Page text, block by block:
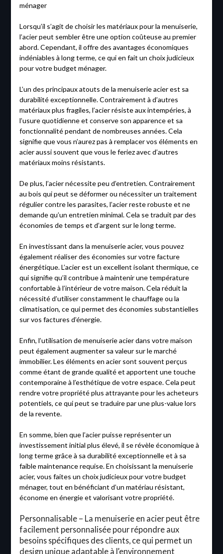
ménager
Lorsqu’il s’agit de choisir les matériaux pour la menuiserie,
l’acier peut sembler être une option coûteuse au premier
abord. Cependant, il offre des avantages économiques
indéniables à long terme, ce qui en fait un choix judicieux
pour votre budget ménager.
L’un des principaux atouts de la menuiserie acier est sa
durabilité exceptionnelle. Contrairement à d’autres
matériaux plus fragiles, l’acier résiste aux intempéries, à
l’usure quotidienne et conserve son apparence et sa
fonctionnalité pendant de nombreuses années. Cela
signifie que vous n’aurez pas à remplacer vos éléments en
acier aussi souvent que vous le feriez avec d’autres
matériaux moins résistants.
De plus, l’acier nécessite peu d’entretien. Contrairement
au bois qui peut se déformer ou nécessiter un traitement
régulier contre les parasites, l’acier reste robuste et ne
demande qu’un entretien minimal. Cela se traduit par des
économies de temps et d’argent sur le long terme.
En investissant dans la menuiserie acier, vous pouvez
également réaliser des économies sur votre facture
énergétique. L’acier est un excellent isolant thermique, ce
qui signifie qu’il contribue à maintenir une température
confortable à l’intérieur de votre maison. Cela réduit la
nécessité d’utiliser constamment le chauffage ou la
climatisation, ce qui permet des économies substantielles
sur vos factures d’énergie.
Enfin, l’utilisation de menuiserie acier dans votre maison
peut également augmenter sa valeur sur le marché
immobilier. Les éléments en acier sont souvent perçus
comme étant de grande qualité et apportent une touche
contemporaine à l’esthétique de votre espace. Cela peut
rendre votre propriété plus attrayante pour les acheteurs
potentiels, ce qui peut se traduire par une plus-value lors
de la revente.
En somme, bien que l’acier puisse représenter un
investissement initial plus élevé, il se révèle économique à
long terme grâce à sa durabilité exceptionnelle et à sa
faible maintenance requise. En choisissant la menuiserie
acier, vous faites un choix judicieux pour votre budget
ménager, tout en bénéficiant d’un matériau résistant,
économe en énergie et valorisant votre propriété.
Personnalisable – La menuiserie en acier peut être
facilement personnalisée pour répondre aux
besoins spécifiques des clients, ce qui permet un
design unique adaptable à l’environnement